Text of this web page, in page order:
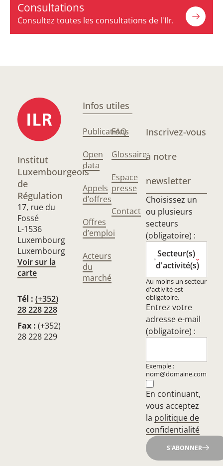
Consultations
Consultez toutes les consultations de l'Ilr.
Institut
Luxembourgeois
de
Régulation
17, rue du
Fossé
L-1536
Luxembourg
Luxembourg
Voir sur la
carte
Tél : (+352)
28 228 228
Fax : (+352)
28 228 229
Infos utiles
Publications
Open
data
Appels
d’offres
Offres
d’emploi
Acteurs
du
marché
FAQ
Glossaire
Espace
presse
Contact
Inscrivez-vous
à notre
newsletter
Choisissez un
ou plusieurs
secteurs
(obligatoire) :
Secteur(s)
d'activité(s)
Au moins un secteur
d'activité est
obligatoire.
Entrez votre
adresse e-mail
(obligatoire) :
Exemple :
nom@domaine.com
En continuant,
vous acceptez
la politique de
confidentialité
S'ABONNER